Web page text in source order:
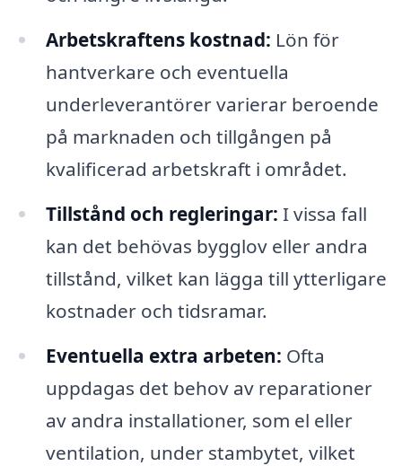
Arbetskraftens kostnad: Lön för
hantverkare och eventuella
underleverantörer varierar beroende
på marknaden och tillgången på
kvalificerad arbetskraft i området.
Tillstånd och regleringar: I vissa fall
kan det behövas bygglov eller andra
tillstånd, vilket kan lägga till ytterligare
kostnader och tidsramar.
Eventuella extra arbeten: Ofta
uppdagas det behov av reparationer
av andra installationer, som el eller
ventilation, under stambytet, vilket